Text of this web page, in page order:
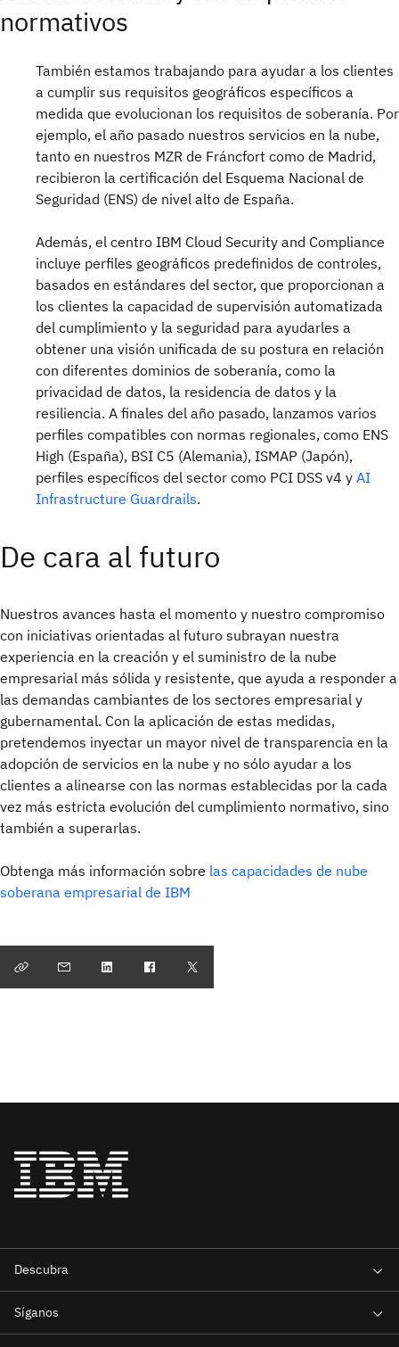
normativos
También estamos trabajando para ayudar a los clientes
a cumplir sus requisitos geográficos específicos a
medida que evolucionan los requisitos de soberanía. Por
ejemplo, el año pasado nuestros servicios en la nube,
tanto en nuestros MZR de Fráncfort como de Madrid,
recibieron la certificación del Esquema Nacional de
Seguridad (ENS) de nivel alto de España.
Además, el centro IBM Cloud Security and Compliance
incluye perfiles geográficos predefinidos de controles,
basados en estándares del sector, que proporcionan a
los clientes la capacidad de supervisión automatizada
del cumplimiento y la seguridad para ayudarles a
obtener una visión unificada de su postura en relación
con diferentes dominios de soberanía, como la
privacidad de datos, la residencia de datos y la
resiliencia. A finales del año pasado, lanzamos varios
perfiles compatibles con normas regionales, como ENS
High (España), BSI C5 (Alemania), ISMAP (Japón),
perfiles específicos del sector como PCI DSS v4 y AI
Infrastructure Guardrails.
De cara al futuro
Nuestros avances hasta el momento y nuestro compromiso
con iniciativas orientadas al futuro subrayan nuestra
experiencia en la creación y el suministro de la nube
empresarial más sólida y resistente, que ayuda a responder a
las demandas cambiantes de los sectores empresarial y
gubernamental. Con la aplicación de estas medidas,
pretendemos inyectar un mayor nivel de transparencia en la
adopción de servicios en la nube y no sólo ayudar a los
clientes a alinearse con las normas establecidas por la cada
vez más estricta evolución del cumplimiento normativo, sino
también a superarlas.
Obtenga más información sobre las capacidades de nube
soberana empresarial de IBM